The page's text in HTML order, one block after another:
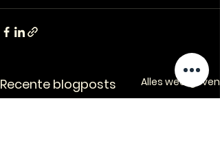
Recente blogposts Alles weergeven